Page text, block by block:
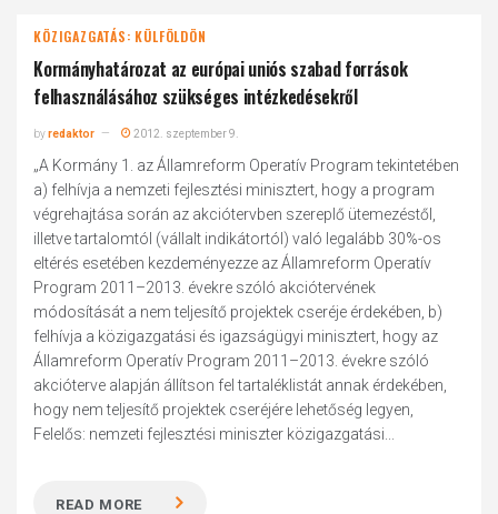
KÖZIGAZGATÁS: KÜLFÖLDÖN
Kormányhatározat az európai uniós szabad források
felhasználásához szükséges intézkedésekről
byredaktor 2012. szeptember 9.
„A Kormány 1. az Államreform Operatív Program tekintetében
a) felhívja a nemzeti fejlesztési minisztert, hogy a program
végrehajtása során az akciótervben szereplő ütemezéstől,
illetve tartalomtól (vállalt indikátortól) való legalább 30%-os
eltérés esetében kezdeményezze az Államreform Operatív
Program 2011–2013. évekre szóló akciótervének
módosítását a nem teljesítő projektek cseréje érdekében, b)
felhívja a közigazgatási és igazságügyi minisztert, hogy az
Államreform Operatív Program 2011–2013. évekre szóló
akcióterve alapján állítson fel tartaléklistát annak érdekében,
hogy nem teljesítő projektek cseréjére lehetőség legyen,
Felelős: nemzeti fejlesztési miniszter közigazgatási...
READ MORE